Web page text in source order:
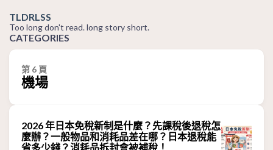
TLDRLSS
Too long don't read. long story short.
CATEGORIES
第 6 頁
機場
2026 年日本免稅新制是什麼？先課稅後退稅怎
麼辦？一般物品和消耗品差在哪？日本退稅能
省多少錢？消耗品拆封會被補稅！